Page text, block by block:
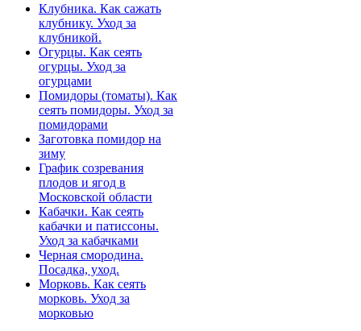
Клубника. Как сажать
клубнику. Уход за
клубникой.
Огурцы. Как сеять
огурцы. Уход за
огурцами
Помидоры (томаты). Как
сеять помидоры. Уход за
помидорами
Заготовка помидор на
зиму
График созревания
плодов и ягод в
Московской области
Кабачки. Как сеять
кабачки и патиссоны.
Уход за кабачками
Черная смородина.
Посадка, уход.
Морковь. Как сеять
морковь. Уход за
морковью